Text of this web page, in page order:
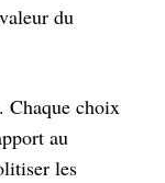
du
Chaque choix
au
les